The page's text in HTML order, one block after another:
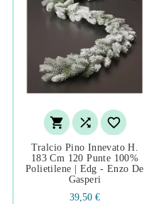
  
Tralcio Pino Innevato H.
183 Cm 120 Punte 100%
Polietilene | Edg - Enzo De
Gasperi
39,50 €